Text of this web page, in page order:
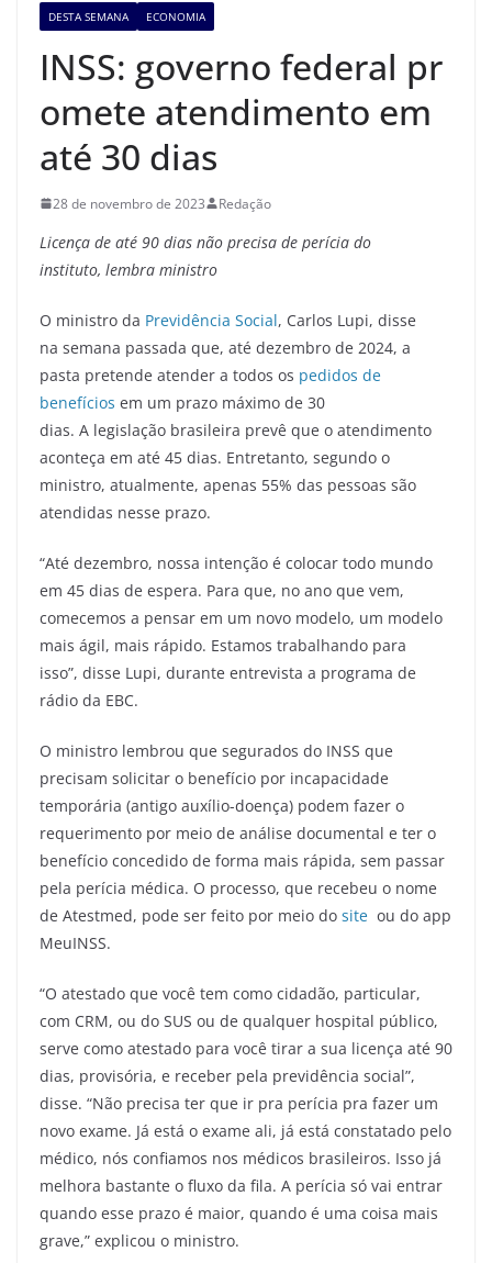
DESTA SEMANA ECONOMIA
INSS: governo federal pr
omete atendimento em
até 30 dias
28 de novembro de 2023 Redação
Licença de até 90 dias não precisa de perícia do
instituto, lembra ministro
O ministro da Previdência Social, Carlos Lupi, disse
na semana passada que, até dezembro de 2024, a
pasta pretende atender a todos os pedidos de
benefícios em um prazo máximo de 30
dias. A legislação brasileira prevê que o atendimento
aconteça em até 45 dias. Entretanto, segundo o
ministro, atualmente, apenas 55% das pessoas são
atendidas nesse prazo.
“Até dezembro, nossa intenção é colocar todo mundo
em 45 dias de espera. Para que, no ano que vem,
comecemos a pensar em um novo modelo, um modelo
mais ágil, mais rápido. Estamos trabalhando para
isso”, disse Lupi, durante entrevista a programa de
rádio da EBC.
O ministro lembrou que segurados do INSS que
precisam solicitar o benefício por incapacidade
temporária (antigo auxílio-doença) podem fazer o
requerimento por meio de análise documental e ter o
benefício concedido de forma mais rápida, sem passar
pela perícia médica. O processo, que recebeu o nome
de Atestmed, pode ser feito por meio do site ou do app
MeuINSS.
“O atestado que você tem como cidadão, particular,
com CRM, ou do SUS ou de qualquer hospital público,
serve como atestado para você tirar a sua licença até 90
dias, provisória, e receber pela previdência social”,
disse. “Não precisa ter que ir pra perícia pra fazer um
novo exame. Já está o exame ali, já está constatado pelo
médico, nós confiamos nos médicos brasileiros. Isso já
melhora bastante o fluxo da fila. A perícia só vai entrar
quando esse prazo é maior, quando é uma coisa mais
grave,” explicou o ministro.